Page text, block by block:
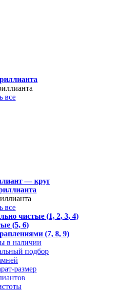
все
— круг
все
чистые (1, 2, 3, 4)
(5, 6)
(7, 8, 9)
в наличии
подбор
размер